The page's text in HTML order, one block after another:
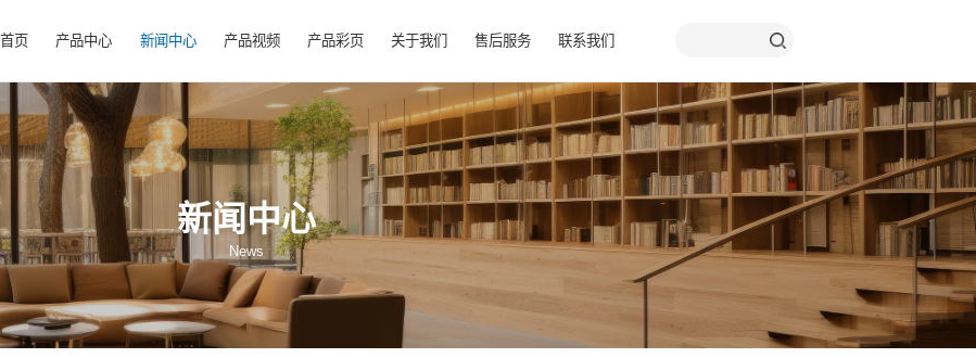
首页 产品中心 新闻中心 产品视频 产品彩页 关于我们 联系我们
新闻中心
News